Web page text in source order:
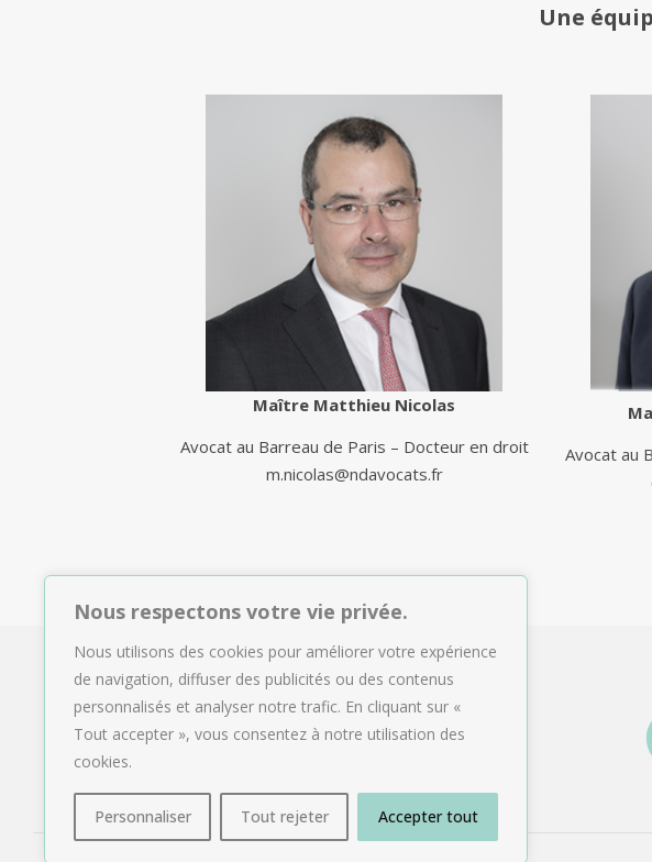
Nous respectons votre vie privée.
Nous utilisons des cookies pour améliorer votre expérience
de navigation, diffuser des publicités ou des contenus
personnalisés et analyser notre trafic. En cliquant sur «
Tout accepter », vous consentez à notre utilisation des
cookies.
Personnaliser Tout rejeter Accepter tout
Une
Maître Matthieu Nicolas
Avocat au Barreau de Paris – Docteur en droit
m.nicolas@ndavocats.fr
Avocat au